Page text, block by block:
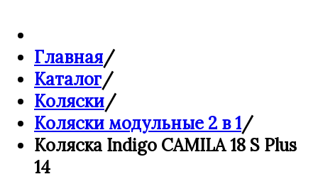
Главная/
Каталог/
Коляски/
Коляски модульные 2 в 1/
Коляска Indigo CAMILA 18 S Plus
14